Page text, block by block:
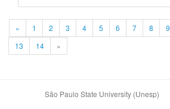
« 1 2 3 4 5 6 7 8 9
13
14 »
São Paulo State University (Unesp)